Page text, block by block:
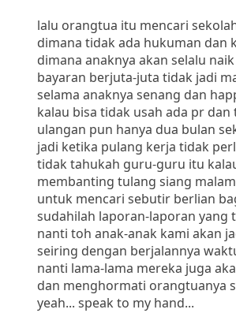
lalu orangtua itu mencari
dimana tidak ada hukuman dan
dimana anaknya akan selalu naik
bayaran berjuta-juta tidak jadi
selama anaknya senang dan
kalau bisa tidak usah ada pr dan
ulangan pun hanya dua bulan
jadi ketika pulang kerja tidak
tidak tahukah guru-guru itu
membanting tulang siang
untuk mencari sebutir berlian
sudahilah laporan-laporan yang
nanti toh anak-anak kami akan
seiring dengan berjalannya
nanti lama-lama mereka juga
dan menghormati orangtuanya
yeah... speak to my hand...